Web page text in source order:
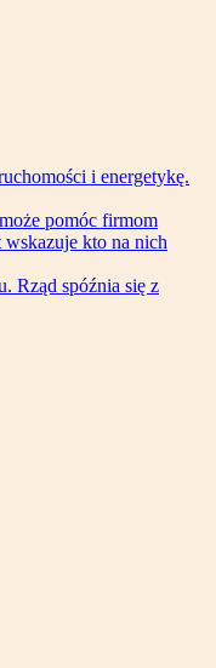
i energetykę.
pomóc firmom
kto na nich
Rząd spóźnia się z